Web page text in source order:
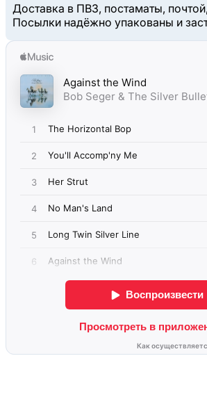
Доставка в ПВЗ, постаматы,
Посылки надёжно упакованы и